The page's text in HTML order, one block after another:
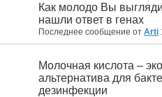
Как молодо Вы
нашли ответ в генах
Последнее сообщение от Arti
Молочная кислота –
альтернатива для
дезинфекции